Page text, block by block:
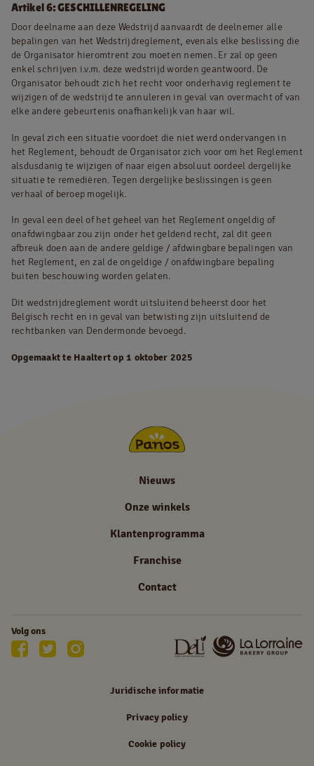
Artikel 6: GESCHILLENREGELING
Door deelname aan deze Wedstrijd aanvaardt de deelnemer alle
bepalingen van het Wedstrijdreglement, evenals elke beslissing die
de Organisator hieromtrent zou moeten nemen. Er zal op geen
enkel schrijven i.v.m. deze wedstrijd worden geantwoord. De
Organisator behoudt zich het recht voor onderhavig reglement te
wijzigen of de wedstrijd te annuleren in geval van overmacht of van
elke andere gebeurtenis onafhankelijk van haar wil.
In geval zich een situatie voordoet die niet werd ondervangen in
het Reglement, behoudt de Organisator zich voor om het Reglement
alsdusdanig te wijzigen of naar eigen absoluut oordeel dergelijke
situatie te remediëren. Tegen dergelijke beslissingen is geen
verhaal of beroep mogelijk.
In geval een deel of het geheel van het Reglement ongeldig of
onafdwingbaar zou zijn onder het geldend recht, zal dit geen
afbreuk doen aan de andere geldige / afdwingbare bepalingen van
het Reglement, en zal de ongeldige / onafdwingbare bepaling
buiten beschouwing worden gelaten.
Dit wedstrijdreglement wordt uitsluitend beheerst door het
Belgisch recht en in geval van betwisting zijn uitsluitend de
rechtbanken van Dendermonde bevoegd.
Opgemaakt te Haaltert op 1 oktober 2025
Volg ons
Nieuws
Onze winkels
Klantenprogramma
Franchise
Contact
Juridische informatie
Privacy policy
Cookie policy